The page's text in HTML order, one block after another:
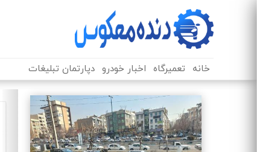
خانه
تعمیرگاه اخبار خودرو دپارتمان تبلیغات